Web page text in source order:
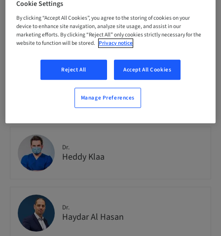
Delivery method
Theoretical
Audience
Speaker(s)
Dr.
Heddy Klaa
Dr.
Haydar Al Hasan
Cookie Settings
By clicking “Accept All Cookies”, you agree to the storing of cookies on your
device to enhance site navigation, analyze site usage, and assist in our
marketing efforts. By clicking “Reject All” only cookies strictly necessary for the
website to function will be stored. Privacy notice
Reject All Accept All Cookies
Manage Preferences